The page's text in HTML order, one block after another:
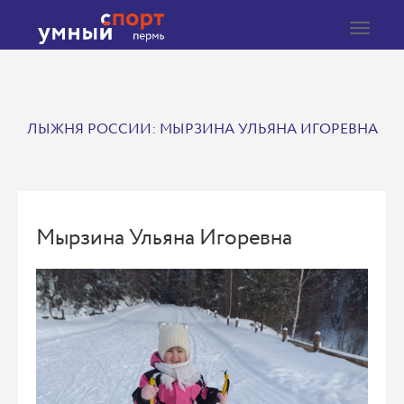
Toggle
ЛЫЖНЯ РОССИИ: МЫРЗИНА УЛЬЯНА ИГОРЕВНА
Мырзина Ульяна Игоревна